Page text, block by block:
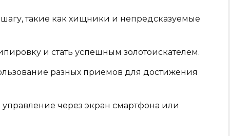
такие как хищники и непредсказуемые
и стать успешным золотоискателем.
разных приемов для достижения
через экран смартфона или